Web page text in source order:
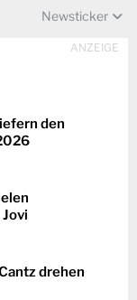
Newsticker
ANZEIGE
den
drehen